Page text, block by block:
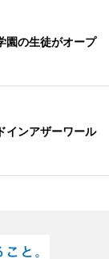
の生徒がオープ
インアザーワール